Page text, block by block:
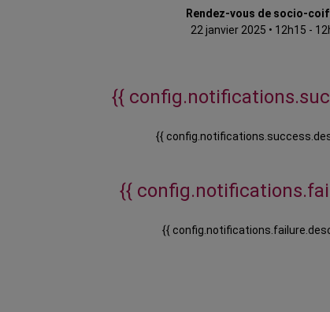
Rendez-vous de socio-
22 janvier 2025 • 12h15 -
{{
{{
{{
{{